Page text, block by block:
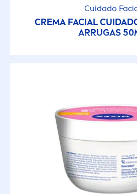
Cuidado
CREMA FACIAL
ARRUGAS